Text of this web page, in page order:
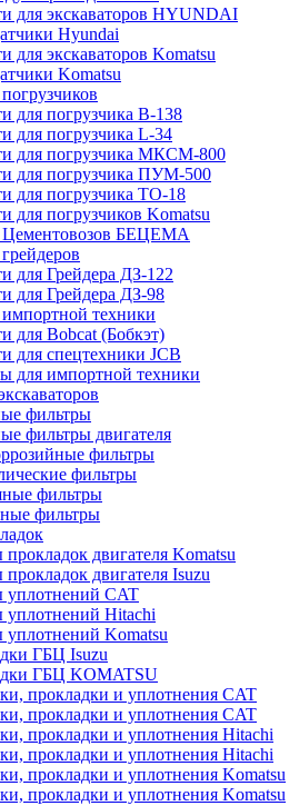
для экскаваторов HYUNDAI
Hyundai
для экскаваторов Komatsu
Komatsu
для погрузчика B-138
для погрузчика L-34
для погрузчика МКСМ-800
для погрузчика ПУМ-500
для погрузчика ТО-18
для погрузчиков Komatsu
Цементовозов БЕЦЕМА
для Грейдера ДЗ-122
для Грейдера ДЗ-98
импортной техники
для Bobcat (Бобкэт)
для спецтехники JCB
для импортной техники
фильтры
фильтры двигателя
фильтры
фильтры
фильтры
фильтры
двигателя Komatsu
двигателя Isuzu
уплотнений CAT
уплотнений Hitachi
Komatsu
ГБЦ Isuzu
ГБЦ KOMATSU
прокладки и уплотнения CAT
прокладки и уплотнения CAT
прокладки и уплотнения Hitachi
прокладки и уплотнения Hitachi
прокладки и уплотнения Komatsu
прокладки и уплотнения Komatsu